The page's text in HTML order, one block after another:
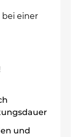
einer
und